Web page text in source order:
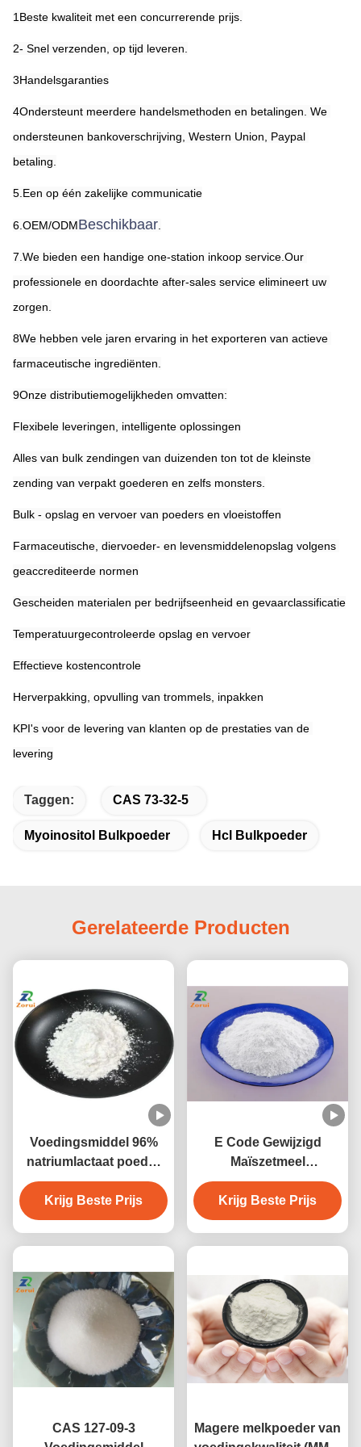
1Beste kwaliteit met een concurrerende prijs.
2- Snel verzenden, op tijd leveren.
3Handelsgaranties
4Ondersteunt meerdere handelsmethoden en betalingen. We
ondersteunen bankoverschrijving, Western Union, Paypal
betaling.
5.Een op één zakelijke communicatie
6.OEM/ODMBeschikbaar
7.We bieden een handige one-station inkoop service.Our
professionele en doordachte after-sales service elimineert uw
zorgen.
8We hebben vele jaren ervaring in het exporteren van actieve
farmaceutische ingrediënten.
9Onze distributiemogelijkheden omvatten:
Flexibele leveringen, intelligente oplossingen
Alles van bulk zendingen van duizenden ton tot de kleinste
zending van verpakt goederen en zelfs monsters.
Bulk - opslag en vervoer van poeders en vloeistoffen
Farmaceutische, diervoeder- en levensmiddelenopslag volgens
geaccrediteerde normen
Gescheiden materialen per bedrijfseenheid en gevaarclassificatie
Temperatuurgecontroleerde opslag en vervoer
Effectieve kostencontrole
Herverpakking, opvulling van trommels, inpakken
KPI's voor de levering van klanten op de prestaties van de
levering
Taggen: CAS 73-32-5
Myoinositol Bulkpoeder Hcl Bulkpoeder
Gerelateerde Producten
Voedingsmiddel 96%
natriumlactaat poeder
conserveermiddel
natrium-2-
hydroxypropanoat CAS
Krijg Beste Prijs
E Code Gewijzigd
Maïszetmeel
E1412/E1414/E1422/E1442
Krijg Beste Prijs
CAS 127-09-3
Magere melkpoeder van